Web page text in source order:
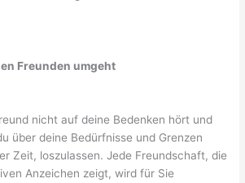
Freunden umgeht
nicht auf deine Bedenken hört und
über deine Bedürfnisse und Grenzen
Zeit, loszulassen. Jede Freundschaft, die
Anzeichen zeigt, wird für Sie